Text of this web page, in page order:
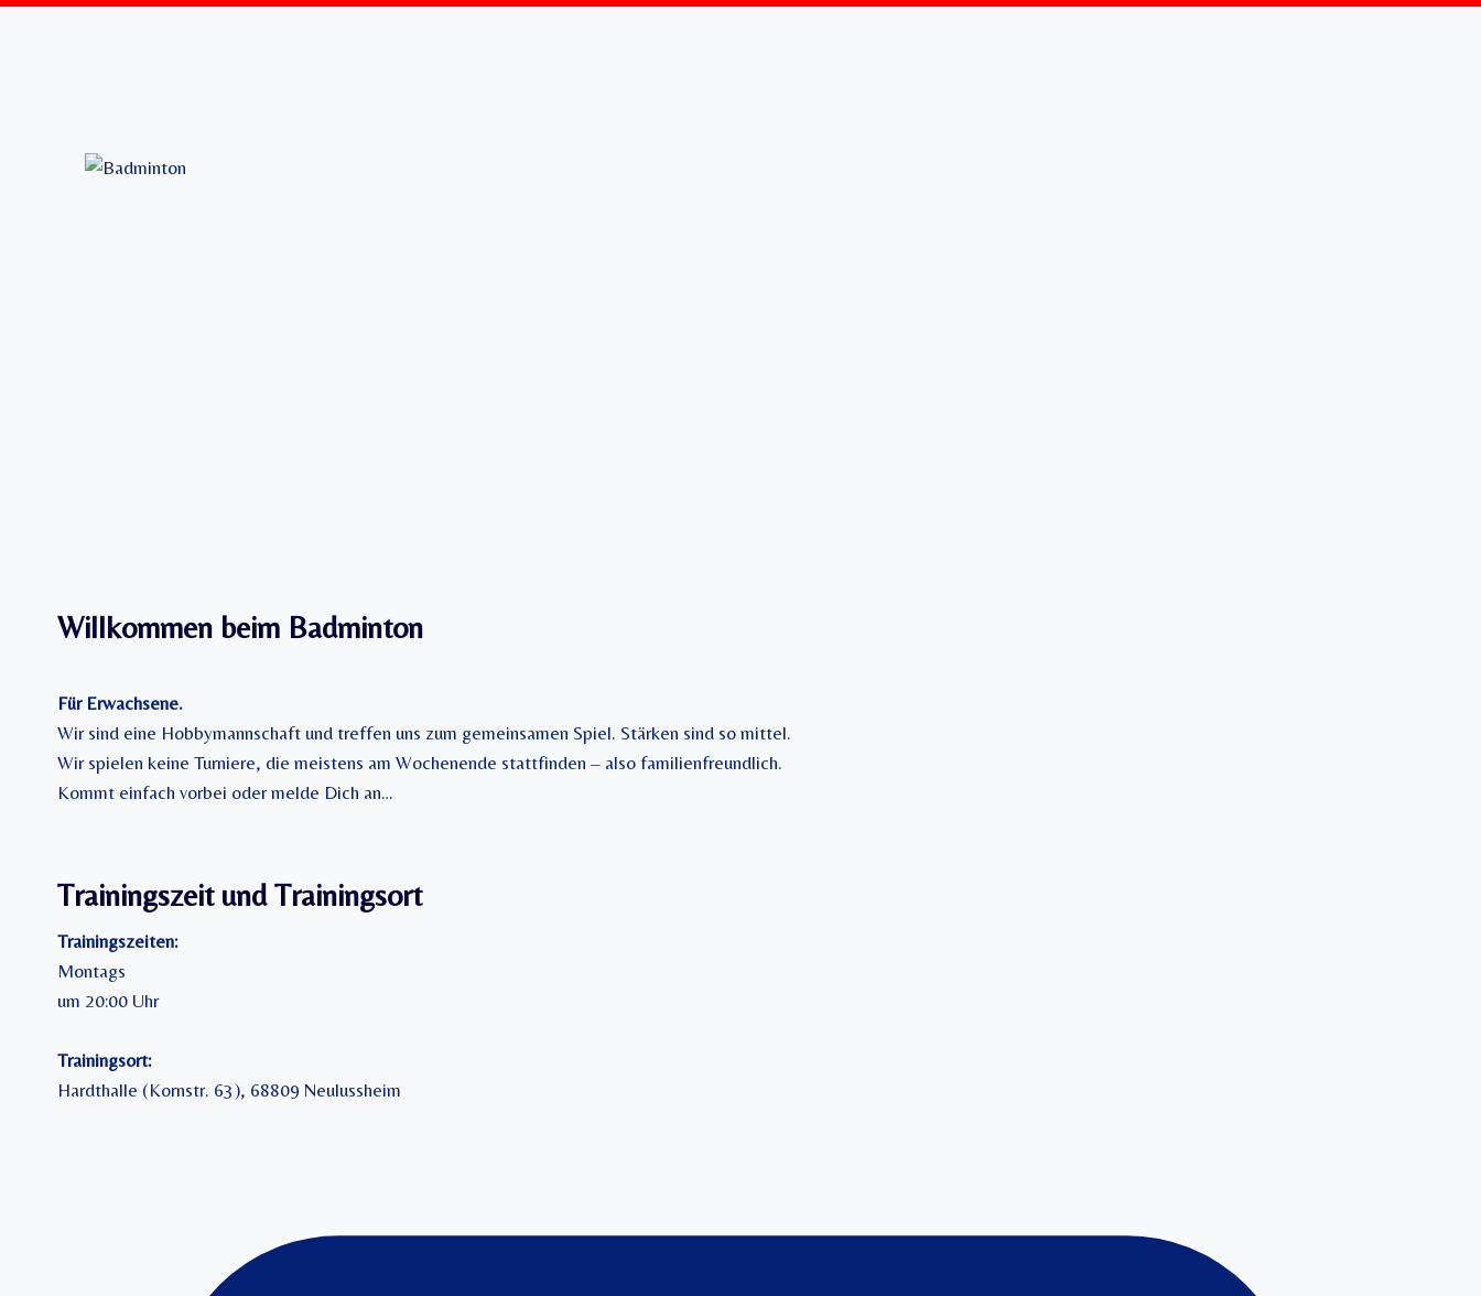
Willkommen beim Badminton
Für Erwachsene.
Wir sind eine Hobbymannschaft und treffen uns zum gemeinsamen Spiel. Stärken sind so mittel.
Wir spielen keine Turniere, die meistens am Wochenende stattfinden – also familienfreundlich.
Kommt einfach vorbei oder melde Dich an…
Trainingszeit und Trainingsort
Trainingszeiten:
Montags
um 20:00 Uhr
Trainingsort:
Hardthalle (Kornstr. 63), 68809 Neulussheim